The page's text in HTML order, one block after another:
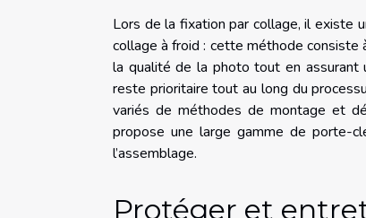
Lors de la fixation par collage, il existe
collage à froid : cette méthode consiste
la qualité de la photo tout en assurant
reste prioritaire tout au long du
variés de méthodes de montage et
propose une large gamme de porte-
l’assemblage.
Protéger et